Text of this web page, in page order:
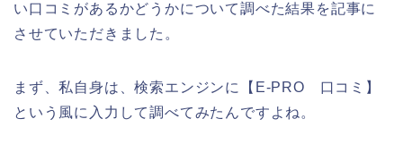
い口コミがあるかどうかについて調べた結果を記事に
させていただきました。
まず、私自身は、検索エンジンに【E-PRO 口コミ】
という風に入力して調べてみたんですよね。